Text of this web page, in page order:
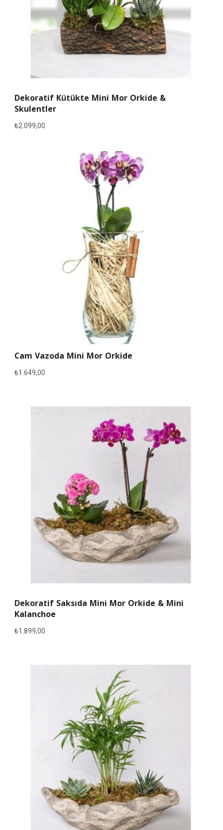
Dekoratif Kütükte Mini Mor Orkide &
Skulentler
₺2.099,00
Cam Vazoda Mini Mor Orkide
₺1.649,00
Dekoratif Saksıda Mini Mor Orkide & Mini
Kalanchoe
₺1.899,00